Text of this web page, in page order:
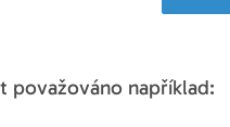
považováno například: